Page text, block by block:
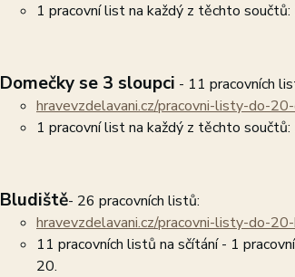
1 pracovní list na každý z těchto
Domečky se 3 sloupci - 11 pracovních
hravevzdelavani.cz/pracovni-listy-do-
1 pracovní list na každý z těchto
Bludiště- 26 pracovních listů:
hravevzdelavani.cz/pracovni-listy-do-
11 pracovních listů na sčítání - 1
20.